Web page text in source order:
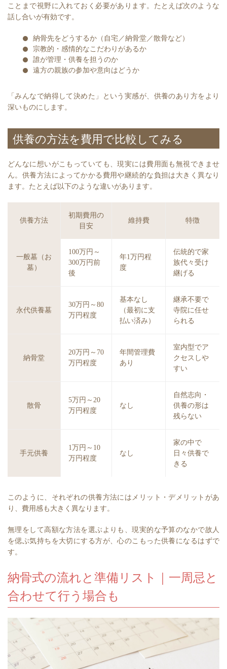
ことまで視野に入れておく必要があります。たとえば次のような
話し合いが有効です。
納骨先をどうするか（自宅／納骨堂／散骨など）
宗教的・感情的なこだわりがあるか
誰が管理・供養を担うのか
遠方の親族の参加や意向はどうか
「みんなで納得して決めた」という実感が、供養のあり方をより
深いものにします。
供養の方法を費用で比較してみる
どんなに想いがこもっていても、現実には費用面も無視できませ
ん。供養方法によってかかる費用や継続的な負担は大きく異なり
ます。たとえば以下のような違いがあります。
供養方法
初期費用の
目安
維持費 特徴
一般墓（お
墓）
100万円～
300万円前
後
年1万円程
度
伝統的で家
族代々受け
継げる
永代供養墓
30万円～80
万円程度
基本なし
（最初に支
払い済み）
継承不要で
寺院に任せ
られる
納骨堂
20万円～70
万円程度
年間管理費
あり
室内型でア
クセスしや
すい
散骨
5万円～20
万円程度
なし
自然志向・
供養の形は
残らない
手元供養
1万円～10
万円程度
なし
家の中で
日々供養で
きる
このように、それぞれの供養方法にはメリット・デメリットがあ
り、費用感も大きく異なります。
無理をして高額な方法を選ぶよりも、現実的な予算のなかで故人
を偲ぶ気持ちを大切にする方が、心のこもった供養になるはずで
す。
納骨式の流れと準備リスト｜一周忌と
合わせて行う場合も⁠